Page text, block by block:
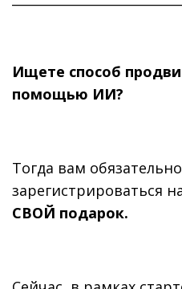
Ищете способ
помощью ИИ?
Тогда вам
зарегистрироваться
СВОЙ подарок.